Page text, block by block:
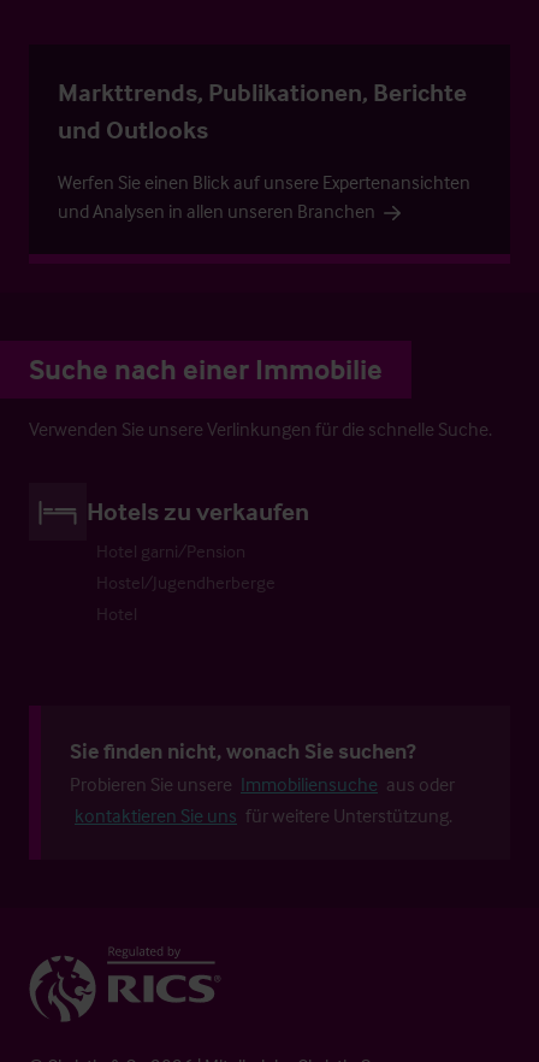
Markttrends, Publikationen, Berichte
und Outlooks
Werfen Sie einen Blick auf unsere Expertenansichten
und Analysen in allen unseren Branchen
Suche nach einer Immobilie
Verwenden Sie unsere Verlinkungen für die schnelle Suche.
Hotels zu verkaufen
Hotel garni/Pension
Hostel/Jugendherberge
Hotel
Sie finden nicht, wonach Sie suchen?
Probieren Sie unsere Immobiliensuche aus oder
kontaktieren Sie uns für weitere Unterstützung.